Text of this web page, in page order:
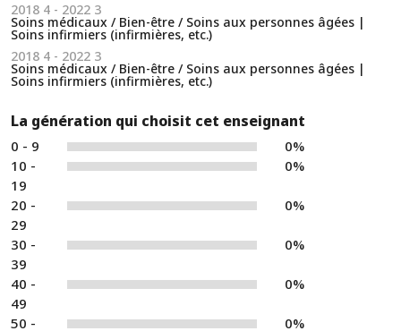
2018 4 - 2022 3
Soins médicaux / Bien-être / Soins aux personnes âgées |
Soins infirmiers (infirmières, etc.)
2018 4 - 2022 3
Soins médicaux / Bien-être / Soins aux personnes âgées |
Soins infirmiers (infirmières, etc.)
La génération qui choisit cet enseignant
0 - 9
0%
10 -
19
0%
20 -
29
0%
30 -
39
0%
40 -
49
0%
50 -
0%